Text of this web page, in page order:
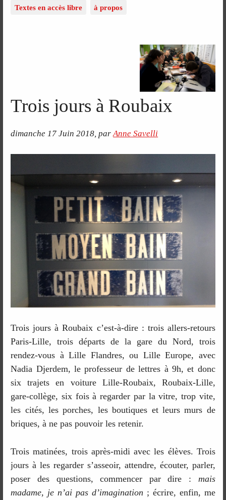
Textes en accès libre à propos
Trois jours à Roubaix
dimanche 17 Juin 2018,parAnne Savelli
Trois jours à Roubaix c’est-à-dire : trois allers-retours
Paris-Lille, trois départs de la gare du Nord, trois
rendez-vous à Lille Flandres, ou Lille Europe, avec
Nadia Djerdem, le professeur de lettres à 9h, et donc
six trajets en voiture Lille-Roubaix, Roubaix-Lille,
gare-collège, six fois à regarder par la vitre, trop vite,
les cités, les porches, les boutiques et leurs murs de
briques, à ne pas pouvoir les retenir.
Trois matinées, trois après-midi avec les élèves. Trois
jours à les regarder s’asseoir, attendre, écouter, parler,
poser des questions, commencer par dire : mais
madame, je n’ai pas d’imagination ; écrire, enfin, me